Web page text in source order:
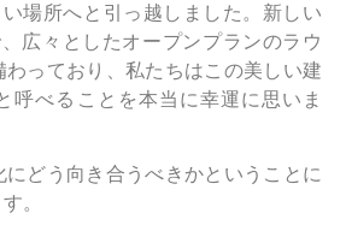
場所へと引っ越しました。新しい
広々としたオープンプランのラウ
わっており、私たちはこの美しい建
呼べることを本当に幸運に思いま
どう向き合うべきかということに
。